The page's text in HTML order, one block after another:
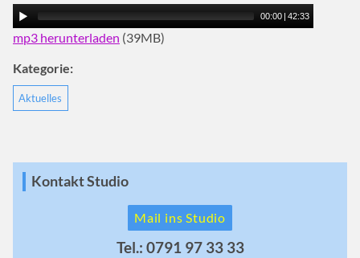
00:00 | 42:33
mp3 herunterladen (39MB)
Kategorie:
Aktuelles
Kontakt Studio
Mail ins Studio
Tel.: 0791 97 33 33